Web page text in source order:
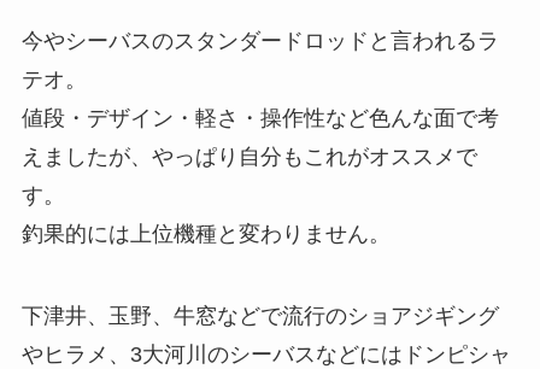
今やシーバスのスタンダードロッドと言われるラ
テオ。
値段・デザイン・軽さ・操作性など色んな面で考
えましたが、やっぱり自分もこれがオススメで
す。
釣果的には上位機種と変わりません。
下津井、玉野、牛窓などで流行のショアジギング
やヒラメ、3大河川のシーバスなどにはドンピシャ